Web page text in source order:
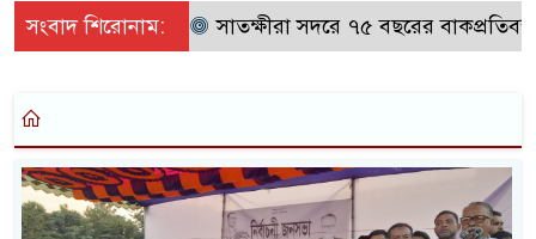
সংবাদ শিরোনাম: সাতক্ষীরা সদরে ৭৫ বছরের